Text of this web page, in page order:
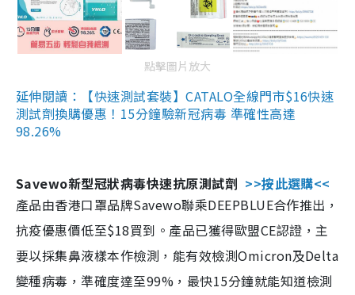
點擊圖片放大
延伸閱讀：【快速測試套裝】CATALO全線門市$16快速
測試劑換購優惠！15分鐘驗新冠病毒 準確性高達
98.26%
Savewo新型冠狀病毒快速抗原測試劑 >>按此選購<<
產品由香港口罩品牌Savewo聯乘DEEPBLUE合作推出，
抗疫優惠價低至$18買到。產品已獲得歐盟CE認證，主
要以採集鼻液樣本作檢測，能有效檢測Omicron及Delta
變種病毒，準確度達至99%，最快15分鐘就能知道檢測